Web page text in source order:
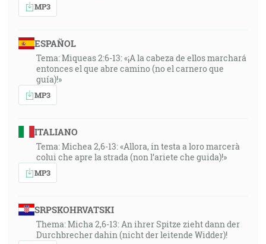
MP3
ESPAÑOL
Tema: Miqueas 2:6-13: «¡A la cabeza de ellos marchará
entonces el que abre camino (no el carnero que
guía)!»
MP3
ITALIANO
Tema: Michea 2,6-13: «Allora, in testa a loro marcerà
colui che apre la strada (non l’ariete che guida)!»
MP3
SRPSKOHRVATSKI
Thema: Micha 2,6-13: An ihrer Spitze zieht dann der
Durchbrecher dahin (nicht der leitende Widder)!